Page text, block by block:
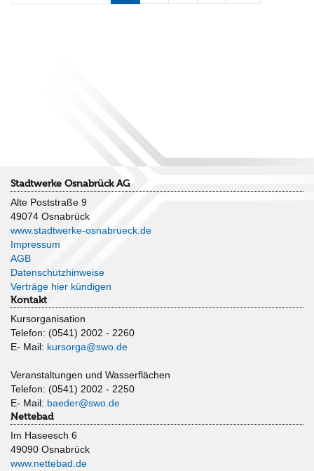
Stadtwerke Osnabrück AG
Alte Poststraße 9
49074 Osnabrück
www.stadtwerke-osnabrueck.de
Impressum
AGB
Datenschutzhinweise
Verträge hier kündigen
Kontakt
Kursorganisation
Telefon: (0541) 2002 - 2260
E- Mail: kursorga@swo.de
Veranstaltungen und Wasserflächen
Telefon: (0541) 2002 - 2250
E- Mail: baeder@swo.de
Nettebad
Im Haseesch 6
49090 Osnabrück
www.nettebad.de